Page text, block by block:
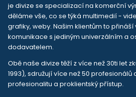
je divize se specializací na komerční
děláme vše, co se týká multimedií -
grafiky, weby. Našim klientům to
komunikace s jediným univerzálním a
dodavatelem.
Obě naše divize těží z více než 30ti let
1993), sdružují více než 50
profesionalitu a proklientský přístup.